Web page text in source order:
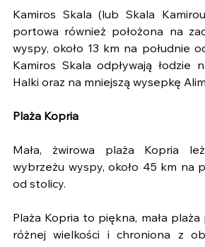
Kamiros Skala (lub Skala
portowa również położona na
wyspy, około 13 km na południe
Kamiros Skala odpływają łodzie
Halki oraz na mniejszą wysepkę
Plaża Kopria
Mała, żwirowa plaża Kopria
wybrzeżu wyspy, około 45 km na
od stolicy.
Plaża Kopria to piękna, mała
różnej wielkości i chroniona z